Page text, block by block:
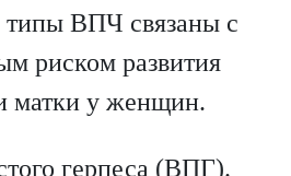
типы ВПЧ связаны с
риском развития
матки у женщин.
герпеса (ВПГ).